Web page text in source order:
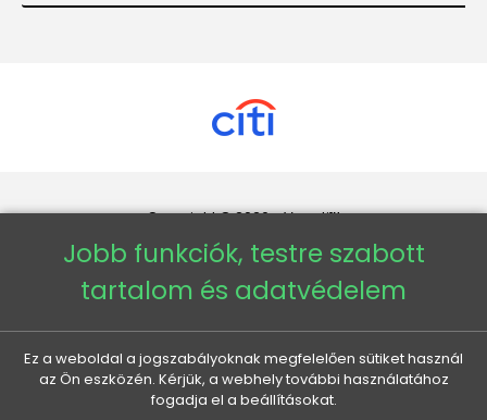
Copyright © 2026 - Veneti™
Veneti HU
Veneti CZ
Veneti DE
Jobb funkciók, testre szabott
tartalom és adatvédelem
Ez a weboldal a jogszabályoknak megfelelően sütiket használ
az Ön eszközén. Kérjük, a webhely további használatához
fogadja el a beállításokat.